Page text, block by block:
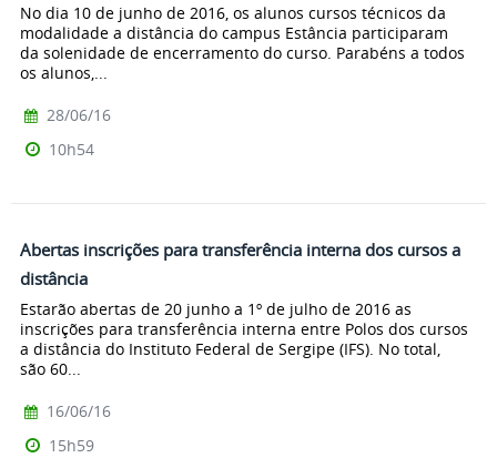
No dia 10 de junho de 2016, os alunos cursos técnicos da
modalidade a distância do campus Estância participaram
da solenidade de encerramento do curso. Parabéns a todos
os alunos,...
28/06/16
10h54
Abertas inscrições para transferência interna dos cursos a
distância
Estarão abertas de 20 junho a 1º de julho de 2016 as
inscrições para transferência interna entre Polos dos cursos
a distância do Instituto Federal de Sergipe (IFS). No total,
são 60...
16/06/16
15h59